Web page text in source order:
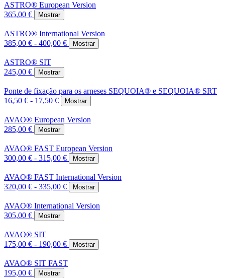
ASTRO® European Version
365,00 €
Mostrar
ASTRO® International Version
385,00 € - 400,00 €
Mostrar
ASTRO® SIT
245,00 €
Mostrar
Ponte de fixação para os arneses SEQUOIA® e SEQUOIA® SRT
16,50 € - 17,50 €
Mostrar
AVAO® European Version
285,00 €
Mostrar
AVAO® FAST European Version
300,00 € - 315,00 €
Mostrar
AVAO® FAST International Version
320,00 € - 335,00 €
Mostrar
AVAO® International Version
305,00 €
Mostrar
AVAO® SIT
175,00 € - 190,00 €
Mostrar
AVAO® SIT FAST
195,00 €
Mostrar